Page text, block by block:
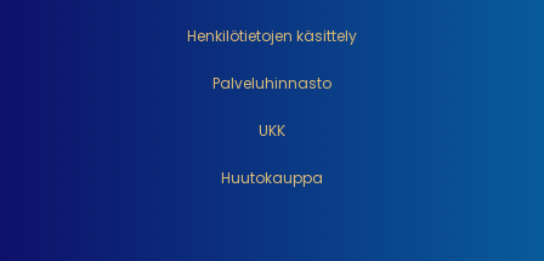
Henkilötietojen käsittely
Palveluhinnasto
UKK
Huutokauppa